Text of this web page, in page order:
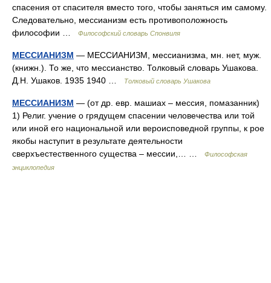
спасения от спасителя вместо того, чтобы заняться им самому.
Следовательно, мессианизм есть противоположность
философии …
Философский словарь Спонвиля
МЕССИАНИЗМ — МЕССИАНИЗМ, мессианизма, мн. нет, муж.
(книжн.). То же, что мессианство. Толковый словарь Ушакова.
Д.Н. Ушаков. 1935 1940 …
Толковый словарь Ушакова
МЕССИАНИЗМ — (от др. евр. машиах – мессия, помазанник)
1) Религ. учение о грядущем спасении человечества или той
или иной его национальной или вероисповедной группы, к рое
якобы наступит в результате деятельности
сверхъестественного существа – мессии,… …
Философская
энциклопедия